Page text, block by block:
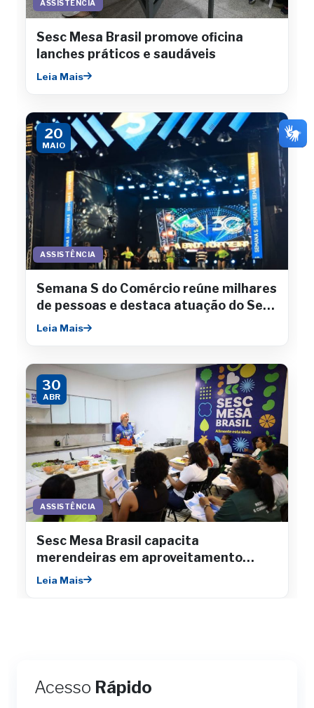
ASSISTÊNCIA
Sesc Mesa Brasil promove oficina
lanches práticos e saudáveis
Leia Mais
20
MAIO
ASSISTÊNCIA
Semana S do Comércio reúne milhares
de pessoas e destaca atuação do Sesc
Sergipe
Leia Mais
30
ABR
ASSISTÊNCIA
Sesc Mesa Brasil capacita
merendeiras em aproveitamento
integral de alimentos
Leia Mais
Acesso Rápido